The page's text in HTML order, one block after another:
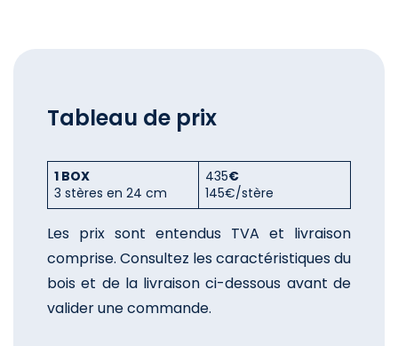
Tableau de prix
1 BOX
3 stères en 24 cm
435€
145€/stère
Les prix sont entendus TVA et livraison
comprise. Consultez les caractéristiques du
bois et de la livraison ci-dessous avant de
valider une commande.